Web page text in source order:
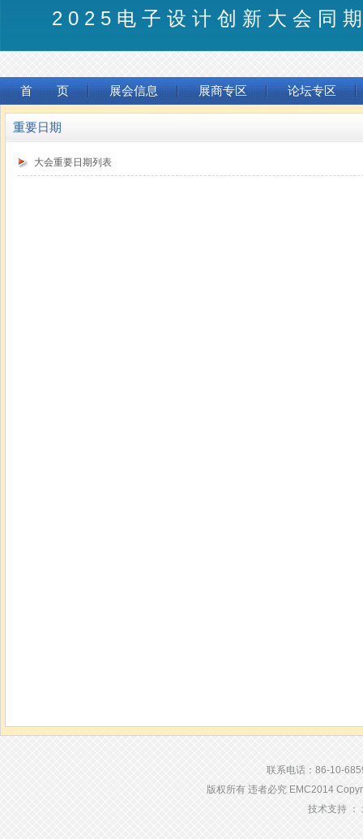
2025电子设计创新大会同
首 页 展会信息 展商专区 论坛专区
重要日期
大会重要日期列表
联系电话：86-10-
版权所有 违者必究 EMC2014
技术支持 ：